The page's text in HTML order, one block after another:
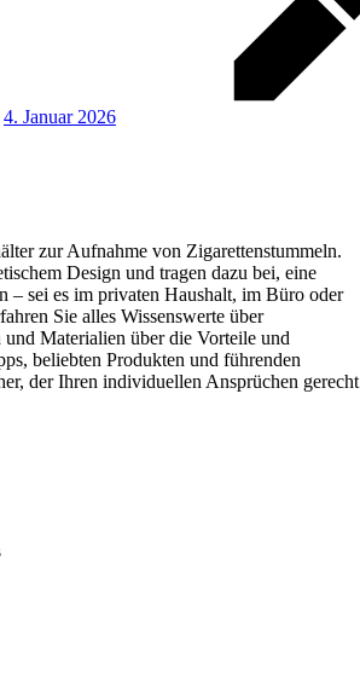
4. Januar 2026
zur Aufnahme von Zigarettenstummeln.
Design und tragen dazu bei, eine
– sei es im privaten Haushalt, im Büro oder
Sie alles Wissenswerte über
Materialien über die Vorteile und
beliebten Produkten und führenden
der Ihren individuellen Ansprüchen gerecht